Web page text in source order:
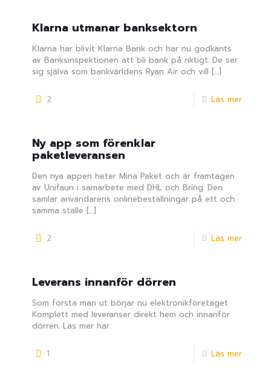
Klarna utmanar banksektorn
Klarna har blivit Klarna Bank och har nu godkänts
av Banksinspektionen att bli bank på riktigt. De ser
sig själva som bankvärldens Ryan Air och vill […]
2 Läs mer
Ny app som förenklar
paketleveransen
Den nya appen heter Mina Paket och är framtagen
av Unifaun i samarbete med DHL och Bring. Den
samlar användarens onlinebeställningar på ett och
samma ställe […]
2 Läs mer
Leverans innanför dörren
Som första man ut börjar nu elektronikföretaget
Komplett med leveranser direkt hem och innanför
dörren. Läs mer här:
1 Läs mer